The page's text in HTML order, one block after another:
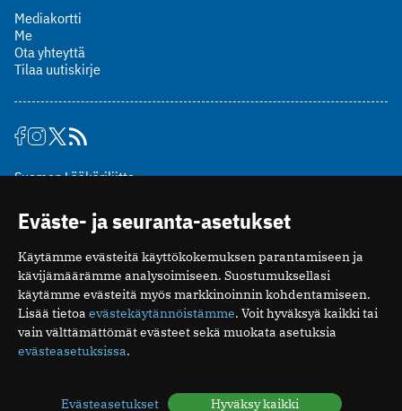
Mediakortti
Me
Ota yhteyttä
Tilaa uutiskirje
Suomen Lääkäriliitto
00510 Helsinki
puh. (09) 393 091
toimitus@potilaanlaakarilehti.fi
ISSN 2323-9476
Eväste- ja seuranta-asetukset
Käytämme evästeitä käyttökokemuksen parantamiseen ja
kävijämäärämme analysoimiseen. Suostumuksellasi
käytämme evästeitä myös markkinoinnin kohdentamiseen.
Lisää tietoa evästekäytännöistämme. Voit hyväksyä kaikki tai
vain välttämättömät evästeet sekä muokata asetuksia
evästeasetuksissa.
Evästeasetukset Hyväksy kaikki